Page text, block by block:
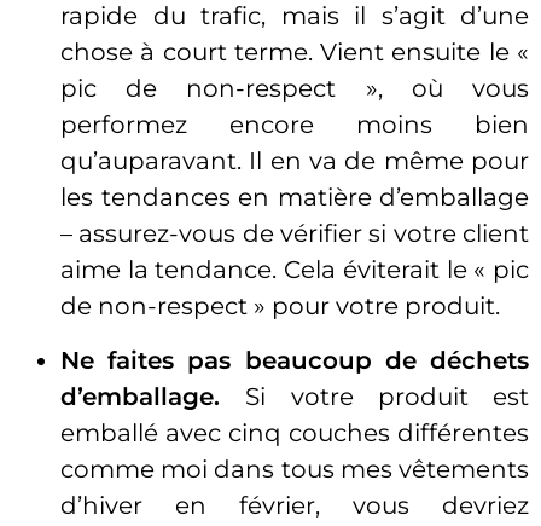
rapide du trafic, mais il s’agit d’une
chose à court terme. Vient ensuite le «
pic de non-respect », où vous
performez encore moins bien
qu’auparavant. Il en va de même pour
les tendances en matière d’emballage
– assurez-vous de vérifier si votre client
aime la tendance. Cela éviterait le « pic
de non-respect » pour votre produit.
Ne faites pas beaucoup de déchets
d’emballage. Si votre produit est
emballé avec cinq couches différentes
comme moi dans tous mes vêtements
d’hiver en février, vous devriez